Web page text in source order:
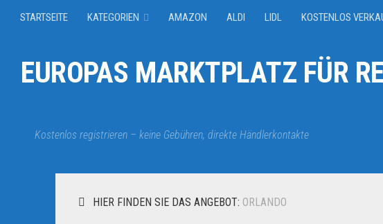
STARTSEITE KATEGORIEN AMAZON ALDI LIDL KOSTENLOS
EUROPAS MARKTPLATZ FÜR
Kostenlos registrieren – keine Gebühren, direkte Händlerkontakte
HIER FINDEN SIE DAS ANGEBOT: ORLANDO